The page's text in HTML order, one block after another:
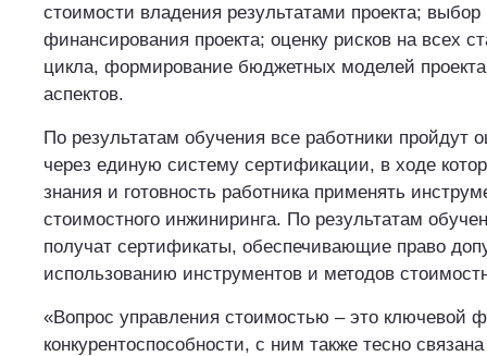
стоимости владения результатами проекта;
финансирования проекта; оценку рисков на всех
цикла, формирование бюджетных моделей
аспектов.
По результатам обучения все работники пройдут
через единую систему сертификации, в ходе
знания и готовность работника применять
стоимостного инжиниринга. По результатам
получат сертификаты, обеспечивающие право
использованию инструментов и методов
«Вопрос управления стоимостью – это ключевой
конкурентоспособности, с ним также тесно